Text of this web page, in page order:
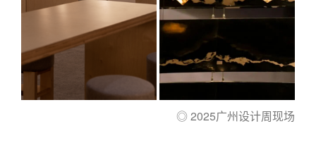
◎ 2025广州设计周现场